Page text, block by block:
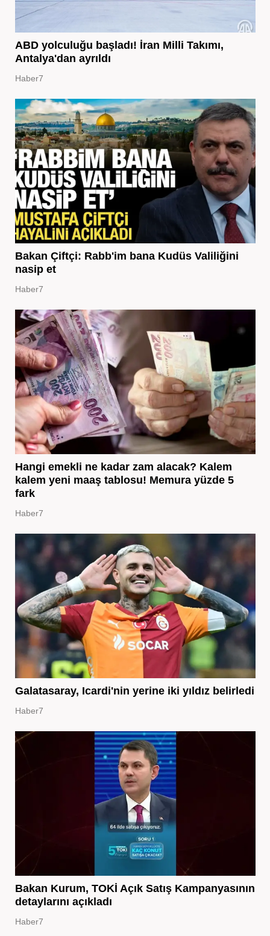
ABD yolculuğu başladı! İran Milli Takımı,
Antalya'dan ayrıldı
Haber7
Bakan Çiftçi: Rabb'im bana Kudüs Valiliğini
nasip et
Haber7
Hangi emekli ne kadar zam alacak? Kalem
kalem yeni maaş tablosu! Memura yüzde 5
fark
Haber7
Galatasaray, Icardi'nin yerine iki yıldız belirledi
Haber7
Bakan Kurum, TOKİ Açık Satış Kampanyasının
detaylarını açıkladı
Haber7